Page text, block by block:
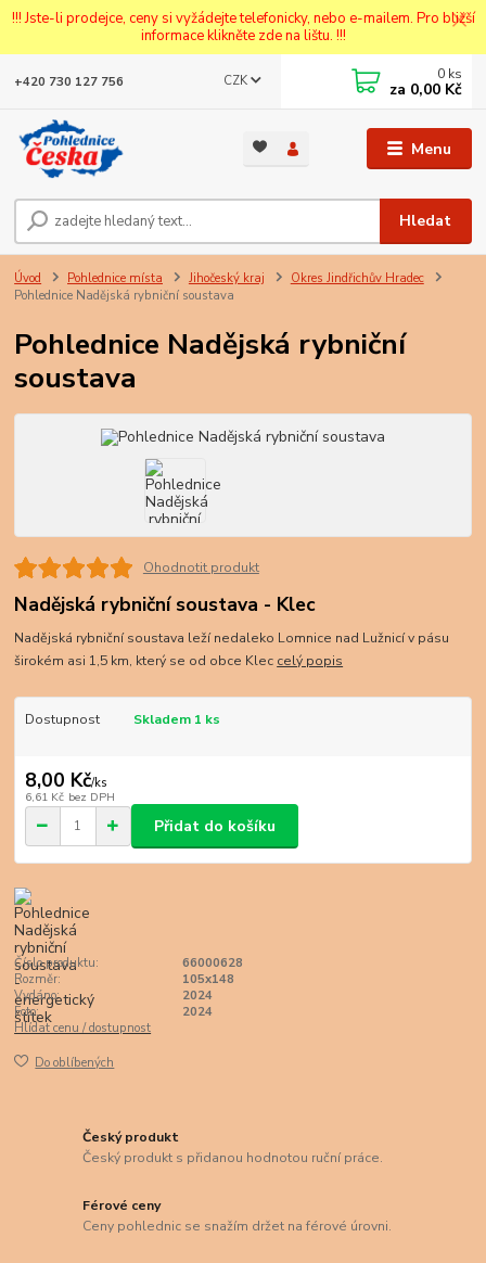
!!! Jste-li prodejce, ceny si vyžádejte telefonicky, nebo e-mailem. Pro bližší
informace klikněte zde na lištu. !!!
Menu
CZK
Hledat
+420 730 127 756 0 ks
za 0,00 Kč
Úvod Pohlednice místa Jihočeský kraj
Okres Jindřichův Hradec
Pohlednice Nadějská rybniční soustava
Pohlednice Nadějská rybniční
soustava
Ohodnotit produkt
Nadějská rybniční soustava - Klec
Nadějská rybniční soustava leží nedaleko Lomnice nad Lužnicí v pásu
širokém asi 1,5 km, který se od obce Klec celý popis
Dostupnost Skladem 1 ks
8,00 Kč/ks
6,61 Kč bez DPH
Přidat do košíku
Číslo produktu:
66000628
Rozměr:
105x148
Vydáno:
2024
Foto:
2024
Hlídat cenu / dostupnost
Do oblíbených
Český produkt
Český produkt s přidanou hodnotou ruční práce.
Férové ceny
Ceny pohlednic se snažím držet na férové úrovni.